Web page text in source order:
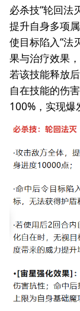
必杀技“轮回法
提升自身多项
使目标陷入“法
果与治疗效果
若该技能释放
自在技能的伤
100%，实现爆